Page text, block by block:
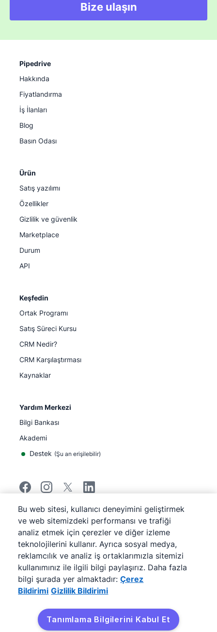
Bize ulaşın
Pipedrive
Hakkında
Fiyatlandırma
İş İlanları
Blog
Basın Odası
Ürün
Satış yazılımı
Özellikler
Gizlilik ve güvenlik
Marketplace
Durum
API
Keşfedin
Ortak Programı
Satış Süreci Kursu
CRM Nedir?
CRM Karşılaştırması
Kaynaklar
Yardım Merkezi
Bilgi Bankası
Akademi
Destek (Şu an erişilebilir)
© 2026Pipedrive
Pipedrive
Hizmet Koşulları
Pipedrive
Gizlilik Bildirimi
Site haritası
Çerez Bildirimi
Çerez Tercihleri
Pipedrive Web Tabanlı Bir Satış CRM'idir.
Bu web sitesi, kullanıcı deneyimini geliştirmek
ve web sitemizdeki performansı ve trafiği
analiz etmek için çerezler ve diğer izleme
teknolojilerini kullanır. Ayrıca sosyal medya,
reklamcılık ve analiz iş ortaklarımızla sitemizi
kullanımınız ile ilgili bilgi paylaşırız. Daha fazla
bilgi şurada yer almaktadır: Çerez
Bildirimi Gizlilik Bildirimi
Tanımlama Bilgilerini Kabul Et